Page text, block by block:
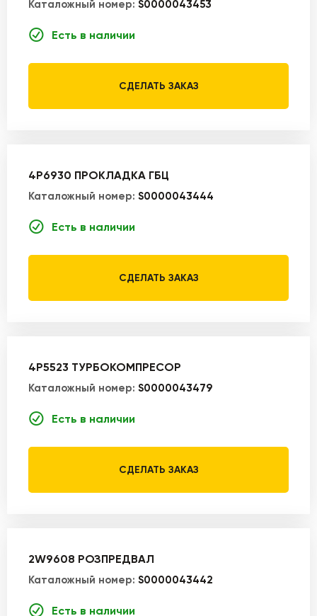
Каталожный номер: S0000043453
Есть в наличии
СДЕЛАТЬ ЗАКАЗ
4P6930 ПРОКЛАДКА ГБЦ
Каталожный номер: S0000043444
Есть в наличии
СДЕЛАТЬ ЗАКАЗ
4P5523 ТУРБОКОМПРЕСОР
Каталожный номер: S0000043479
Есть в наличии
СДЕЛАТЬ ЗАКАЗ
2W9608 РОЗПРЕДВАЛ
Каталожный номер: S0000043442
Есть в наличии